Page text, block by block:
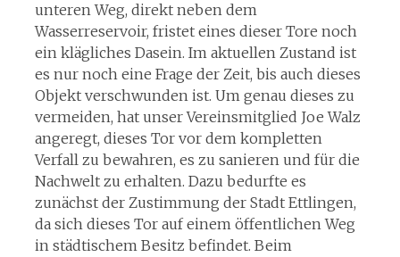
unteren Weg, direkt neben dem
Wasserreservoir, fristet eines dieser Tore noch
ein klägliches Dasein. Im aktuellen Zustand ist
es nur noch eine Frage der Zeit, bis auch dieses
Objekt verschwunden ist. Um genau dieses zu
vermeiden, hat unser Vereinsmitglied Joe Walz
angeregt, dieses Tor vor dem kompletten
Verfall zu bewahren, es zu sanieren und für die
Nachwelt zu erhalten. Dazu bedurfte es
zunächst der Zustimmung der Stadt Ettlingen,
da sich dieses Tor auf einem öffentlichen Weg
in städtischem Besitz befindet. Beim